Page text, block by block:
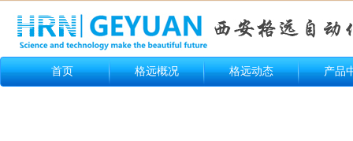
首页 格远概况 格远动态 产品